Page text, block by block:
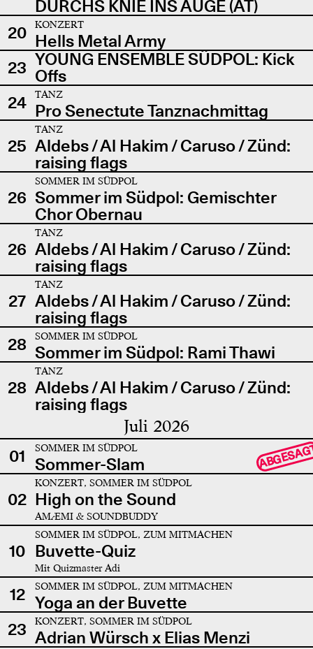
DURCHS KNIE INS AUGE (AT)
20
KONZERT
Hells Metal Army
23 YOUNG ENSEMBLE SÜDPOL: Kick
Offs
24
TANZ
Pro Senectute Tanznachmittag
25
TANZ
Aldebs / Al Hakim / Caruso / Zünd:
raising flags
26
SOMMER IM SÜDPOL
Sommer im Südpol: Gemischter
Chor Obernau
26
TANZ
Aldebs / Al Hakim / Caruso / Zünd:
raising flags
27
TANZ
Aldebs / Al Hakim / Caruso / Zünd:
raising flags
28
SOMMER IM SÜDPOL
Sommer im Südpol: Rami Thawi
28
TANZ
Aldebs / Al Hakim / Caruso / Zünd:
raising flags
Juli 2026
01 SOMMER IM SÜDPOL
Sommer-Slam
02
KONZERT, SOMMER IM SÜDPOL
High on the Sound
AMÆMI & SOUNDBUDDY
10
SOMMER IM SÜDPOL, ZUM MITMACHEN
Buvette-Quiz
Mit Quizmaster Adi
12 SOMMER IM SÜDPOL, ZUM MITMACHEN
Yoga an der Buvette
23
KONZERT, SOMMER IM SÜDPOL
Adrian Würsch x Elias Menzi